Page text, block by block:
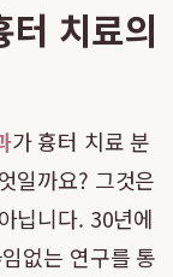
치료의
가 흉터 치료 분
일까요? 그것은
닙니다. 30년에
없는 연구를 통